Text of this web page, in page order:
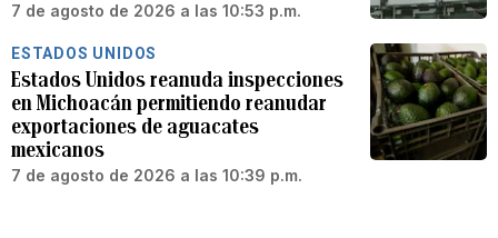
7 de agosto de 2026 a las 10:53 p.m.
ESTADOS UNIDOS
Estados Unidos reanuda inspecciones
en Michoacán permitiendo reanudar
exportaciones de aguacates
mexicanos
7 de agosto de 2026 a las 10:39 p.m.